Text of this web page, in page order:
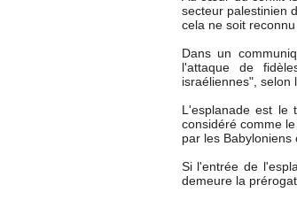
secteur palestinien
cela ne soit
Dans un
l'attaque de
israéliennes", selon
L'esplanade est le
considéré comme
par les Babyloniens
Si l'entrée de
demeure la